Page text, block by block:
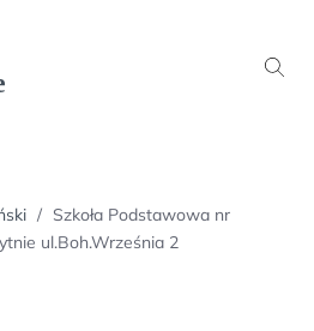
/ Szkoła Podstawowa nr
ul.Boh.Września 2